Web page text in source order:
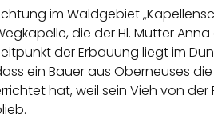
im Waldgebiet
die der Hl. Mutter
der Erbauung liegt im
ein Bauer aus Oberneuses
hat, weil sein Vieh von